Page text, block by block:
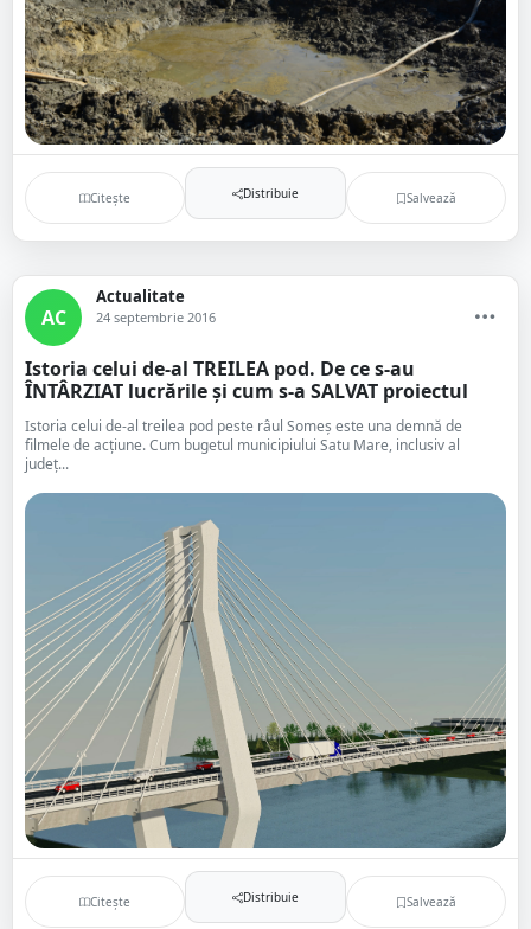
Citește Distribuie Salvează
AC
Actualitate
24 septembrie 2016
Istoria celui de-al TREILEA pod. De ce s-au
ÎNTÂRZIAT lucrările și cum s-a SALVAT proiectul
Istoria celui de-al treilea pod peste râul Someș este una demnă de
filmele de acțiune. Cum bugetul municipiului Satu Mare, inclusiv al
județ...
Citește Distribuie Salvează